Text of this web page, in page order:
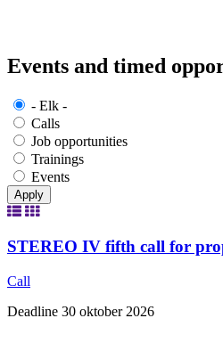
Events and timed
- Elk -
Calls
Job opportunities
Trainings
Events
STEREO IV fifth call for
Call
Deadline 30 oktober 2026